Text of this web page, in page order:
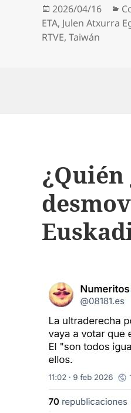
Publicado
el
2026/04/16
ETA, Julen Atxurra
RTVE,Taiwán